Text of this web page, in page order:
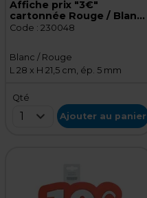
Affiche prix "3€"
cartonnée Rouge / Blanc
28 x 21,5 cm - Affiche
Code : 230048
Blanc / Rouge
L 28 x H 21,5 cm, ép. 5 mm
Qté
1 Ajouter au panier